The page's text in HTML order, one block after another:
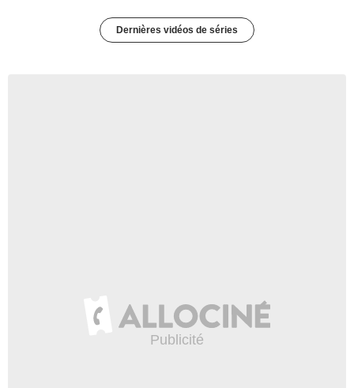
Dernières vidéos de séries